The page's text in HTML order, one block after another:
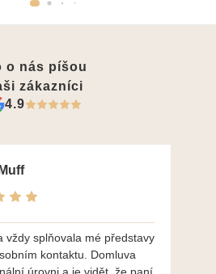
o nás píšou
zákazníci
4.9
vždy splňovala mé představy
kontaktu. Domluva